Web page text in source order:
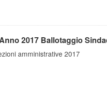
2017 Ballotaggio
amministrative 2017